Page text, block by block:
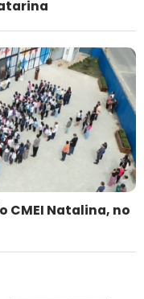
CMEI Natalina, no